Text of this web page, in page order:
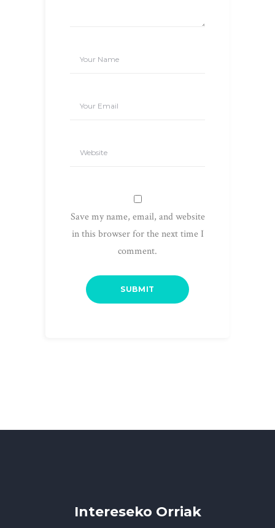
Save my name, email, and website
in this browser for the next time I
comment.
Intereseko Orriak